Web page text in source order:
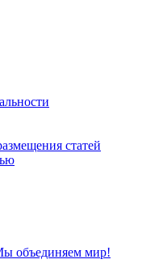
статей
объединяем мир!